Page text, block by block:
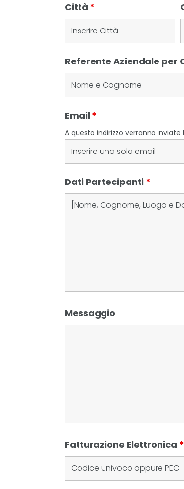
Città *
Referente Aziendale per
Email *
A questo indirizzo verranno
Dati Partecipanti *
Messaggio
Fatturazione Elettronica *